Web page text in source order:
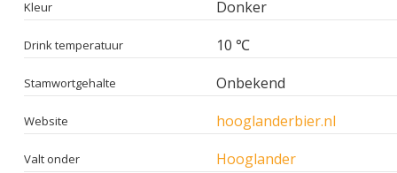
Kleur Donker
Drink temperatuur 10 ℃
Stamwortgehalte Onbekend
Website hooglanderbier.nl
Valt onder Hooglander